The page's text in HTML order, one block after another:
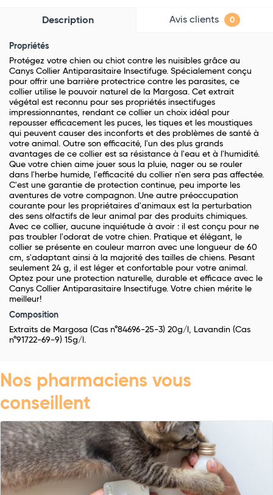
Description Avis clients 0
Propriétés
Protégez votre chien ou chiot contre les nuisibles grâce au
Canys Collier Antiparasitaire Insectifuge. Spécialement conçu
pour offrir une barrière protectrice contre les parasites, ce
collier utilise le pouvoir naturel de la Margosa. Cet extrait
végétal est reconnu pour ses propriétés insectifuges
impressionnantes, rendant ce collier un choix idéal pour
repousser efficacement les puces, les tiques et les moustiques
qui peuvent causer des inconforts et des problèmes de santé à
votre animal. Outre son efficacité, l'un des plus grands
avantages de ce collier est sa résistance à l'eau et à l'humidité.
Que votre chien aime jouer sous la pluie, nager ou se rouler
dans l'herbe humide, l'efficacité du collier n'en sera pas affectée.
C'est une garantie de protection continue, peu importe les
aventures de votre compagnon. Une autre préoccupation
courante pour les propriétaires d'animaux est la perturbation
des sens olfactifs de leur animal par des produits chimiques.
Avec ce collier, aucune inquiétude à avoir : il est conçu pour ne
pas troubler l'odorat de votre chien. Pratique et élégant, le
collier se présente en couleur marron avec une longueur de 60
cm, s'adaptant ainsi à la majorité des tailles de chiens. Pesant
seulement 24 g, il est léger et confortable pour votre animal.
Optez pour une protection naturelle, durable et efficace avec le
Canys Collier Antiparasitaire Insectifuge. Votre chien mérite le
meilleur!
Composition
Extraits de Margosa (Cas n°84696-25-3) 20g/l, Lavandin (Cas
n°91722-69-9) 15g/l.
Nos pharmaciens vous
conseillent